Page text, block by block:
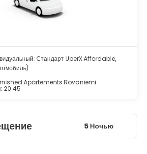
Стандарт UberX Affordable,
Apartements Rovaniemi
20:45
5 Ночью